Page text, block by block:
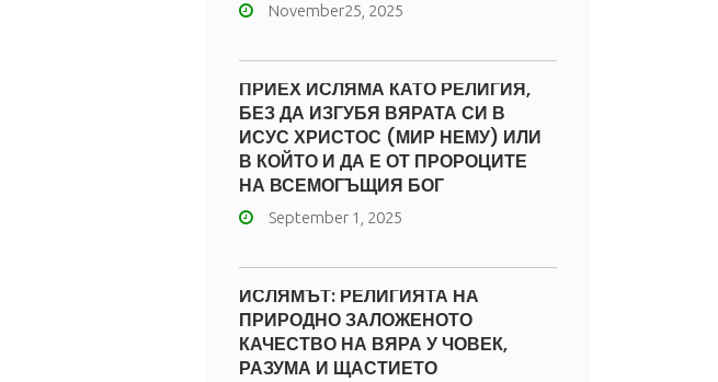
November25, 2025
ПРИЕХ ИСЛЯМА КАТО РЕЛИГИЯ,
БЕЗ ДА ИЗГУБЯ ВЯРАТА СИ В
ИСУС ХРИСТОС (МИР НЕМУ) ИЛИ
В КОЙТО И ДА Е ОТ ПРОРОЦИТЕ
НА ВСЕМОГЪЩИЯ БОГ
September 1, 2025
ИСЛЯМЪТ: РЕЛИГИЯТА НА
ПРИРОДНО ЗАЛОЖЕНОТО
КАЧЕСТВО НА ВЯРА У ЧОВЕК,
РАЗУМА И ЩАСТИЕТО